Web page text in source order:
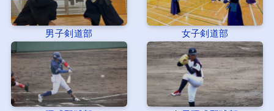
男子剣道部 女子剣道部